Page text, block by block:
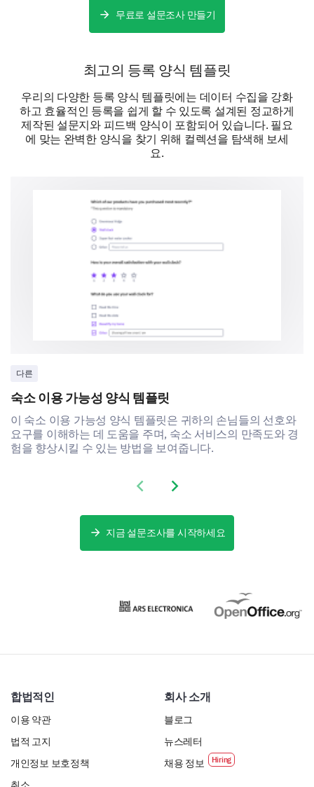
무료로 설문조사 만들기
최고의 등록 양식 템플릿
우리의 다양한 등록 양식 템플릿에는 데이터 수집을 강화
하고 효율적인 등록을 쉽게 할 수 있도록 설계된 정교하게
제작된 설문지와 피드백 양식이 포함되어 있습니다. 필요
에 맞는 완벽한 양식을 찾기 위해 컬렉션을 탐색해 보세
요.
다른
숙소 이용 가능성 양식 템플릿
이 숙소 이용 가능성 양식 템플릿은 귀하의 손님들의 선호와
요구를 이해하는 데 도움을 주며, 숙소 서비스의 만족도와 경
험을 향상시킬 수 있는 방법을 보여줍니다.
Previous slide
Next slide
지금 설문조사를 시작하세요
합법적인
이용 약관
법적 고지
개인정보 보호정책
회사 소개
블로그
뉴스레터
채용 정보